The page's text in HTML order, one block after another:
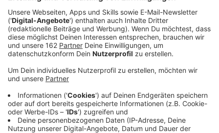
Veröffentlicht:Dienstag, 14.10.2025 08:17
Anzeige
Im Kreis Wesel sollen Notärzte künftig noch schneller
vor Ort sein - zugeschaltet über Video-Chat. Längst
wurde dafür eine Vereinbarung mit benachbarten
Städten und Kreisen geschlossen. Jetzt stockt das
Projekt "Telenotarzt" aber. Laut RP gibt es Streit mit
den Krankenkassen um die Einführungskosten. Rund